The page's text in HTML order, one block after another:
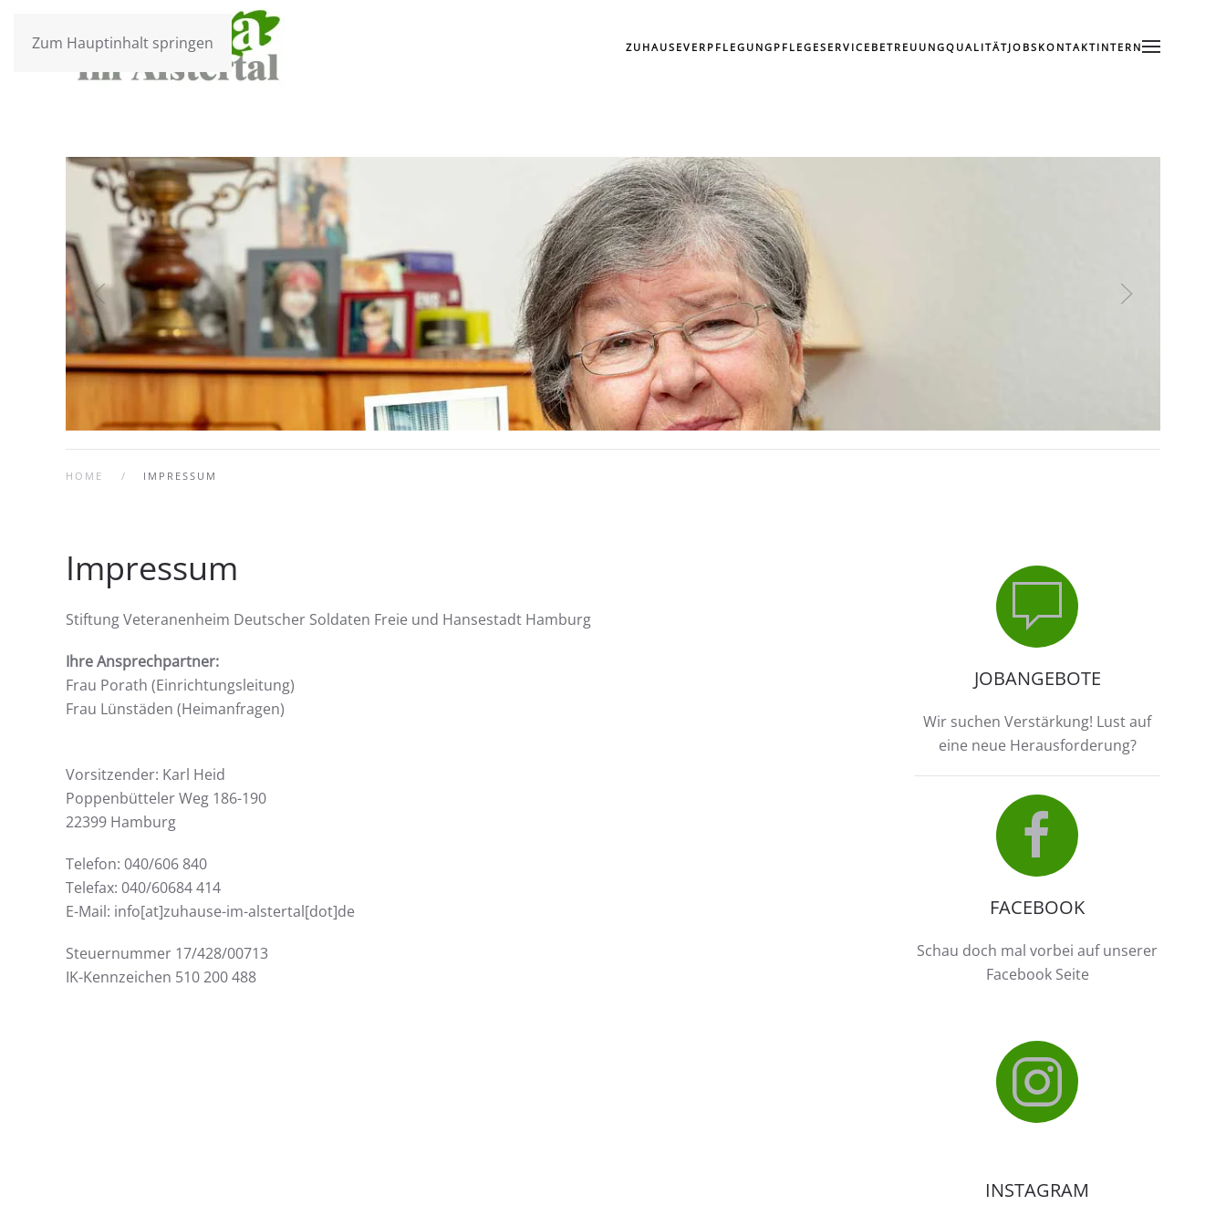
Zum Hauptinhalt springen ZUHAUSEVERPFLEGUNG PFLEGESERVICE BETREUUNGQUALITÄTJOBS KONTAKTINTERN
HOME IMPRESSUM
Impressum
Stiftung Veteranenheim Deutscher Soldaten Freie und Hansestadt Hamburg
Ihre Ansprechpartner:
Frau Porath (Einrichtungsleitung)
Frau Lünstäden (Heimanfragen)
Vorsitzender: Karl Heid
Poppenbütteler Weg 186-190
22399 Hamburg
Telefon: 040/606 840
Telefax: 040/60684 414
E-Mail: info[at]zuhause-im-alstertal[dot]de
Steuernummer 17/428/00713
IK-Kennzeichen 510 200 488
JOBANGEBOTE
Wir suchen Verstärkung! Lust auf
eine neue Herausforderung?
FACEBOOK
Schau doch mal vorbei auf unserer
Facebook Seite
INSTAGRAM